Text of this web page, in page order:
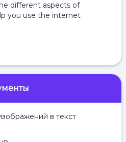
different aspects of
you use the internet
в текст